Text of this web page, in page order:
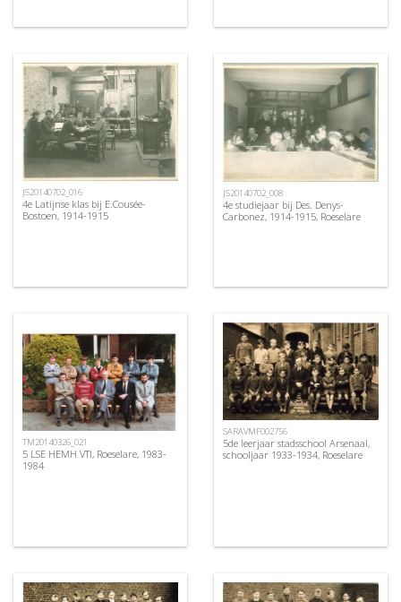
JS20140702_016
4e Latijnse klas bij E.Cousée-
Bostoen, 1914-1915
JS20140702_008
4e studiejaar bij Des. Denys-
Carbonez, 1914-1915, Roeselare
TM20140326_021
5 LSE HEMH VTI, Roeselare, 1983-
1984
SARAVMF002756
5de leerjaar stadsschool Arsenaal,
schooljaar 1933-1934, Roeselare